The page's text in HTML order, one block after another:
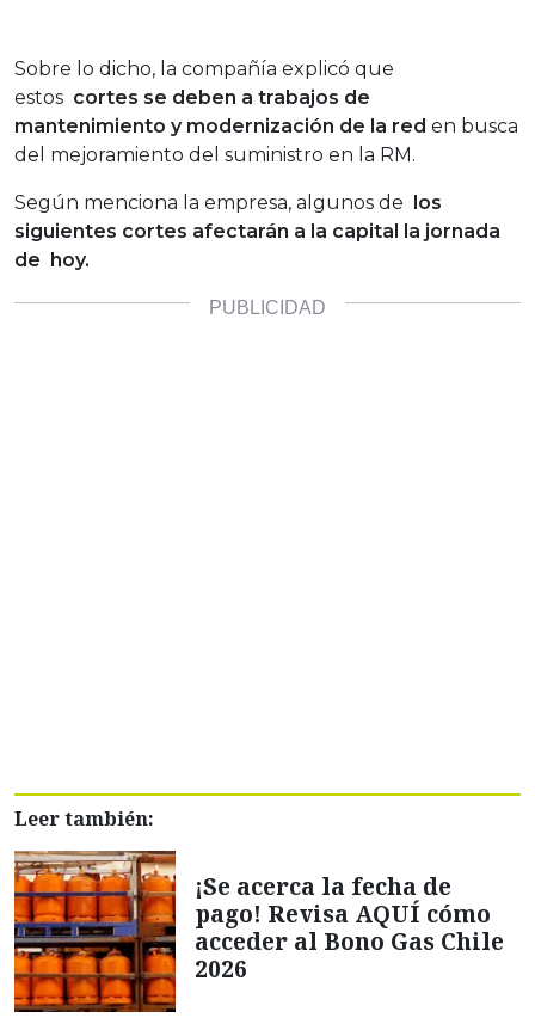
Sobre lo dicho, la compañía explicó que
estos cortes se deben a trabajos de
mantenimiento y modernización de la red en busca
del mejoramiento del suministro en la RM.
Según menciona la empresa, algunos de
los
siguientes cortes afectarán a la capital la jornada
de hoy.
Leer también:
¡Se acerca la fecha de
pago! Revisa AQUÍ cómo
acceder al Bono Gas Chile
2026